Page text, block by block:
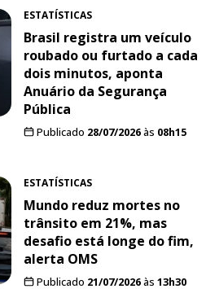
ESTATÍSTICAS
Brasil registra um veículo
roubado ou furtado a cada
dois minutos, aponta
Anuário da Segurança
Pública
Publicado 28/07/2026às 08h15
ESTATÍSTICAS
Mundo reduz mortes no
trânsito em 21%, mas
desafio está longe do fim,
alerta OMS
Publicado 21/07/2026às 13h30